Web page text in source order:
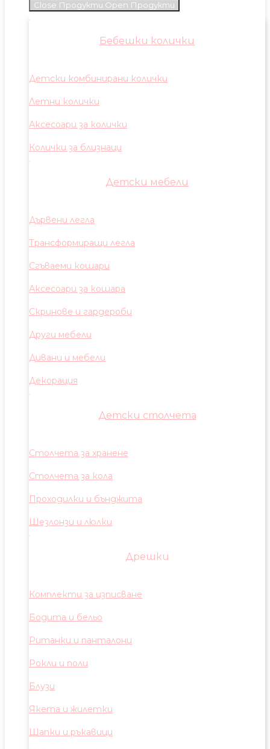
Close Продукти Open Продукти
Бебешки колички
Детски комбинирани колички
Летни колички
Аксесоари за колички
Колички за близнаци
Детски мебели
Дървени легла
Трансформиращи легла
Сгъваеми кошари
Аксесоари за кошара
Скринове и гардероби
Други мебели
Дивани и мебели
Декорация
Детски столчета
Столчета за хранене
Столчета за кола
Проходилки и бънджита
Шезлонзи и люлки
Дрешки
Комплекти за изписване
Бодита и бельо
Ританки и панталони
Рокли и поли
Блузи
Якета и жилетки
Шапки и ръкавици